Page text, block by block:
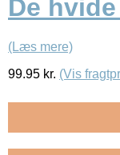
De
(Læs mere)
99.95 kr. (Vis